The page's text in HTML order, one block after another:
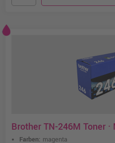
Brother TN-246M Toner ·
Farben: magenta